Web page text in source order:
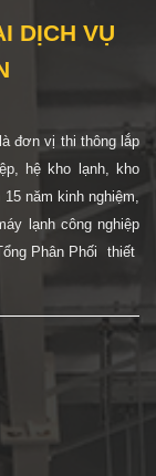
DỊCH VỤ
đơn vị thi thông lắp
hệ kho lạnh, kho
năm kinh nghiệm,
lạnh công nghiệp
Phân Phối thiết